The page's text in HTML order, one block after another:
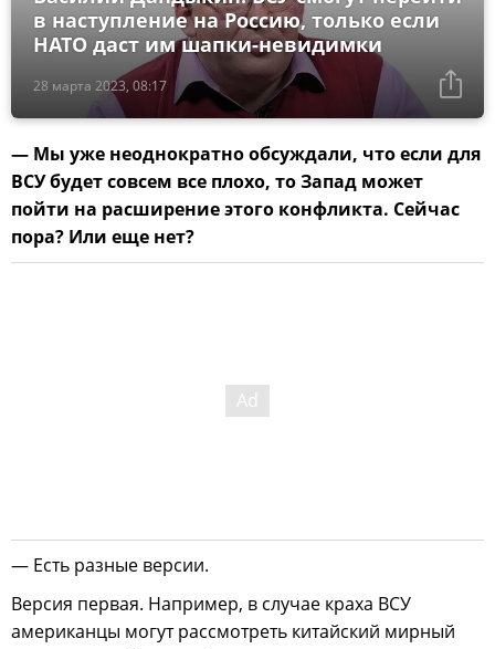
28 марта 2023, 08:17
в наступление на Россию, только если
НАТО даст им шапки-невидимки
— Мы уже неоднократно обсуждали, что если для
ВСУ будет совсем все плохо, то Запад может
пойти на расширение этого конфликта. Сейчас
пора? Или еще нет?
— Есть разные версии.
Версия первая. Например, в случае краха ВСУ
американцы могут рассмотреть китайский мирный